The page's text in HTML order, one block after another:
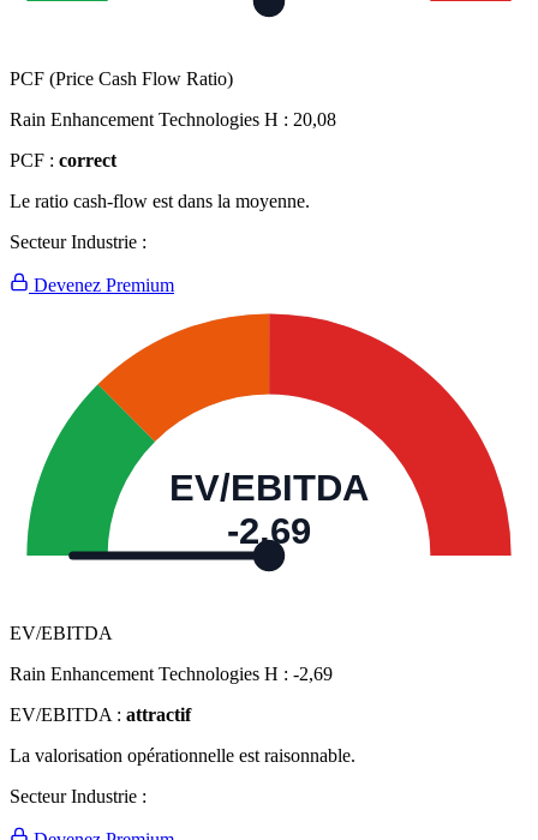
PCF (Price Cash Flow Ratio)
Rain Enhancement Technologies H : 20,08
PCF : correct
Le ratio cash-flow est dans la moyenne.
Secteur Industrie :
Devenez Premium
EV/EBITDA
-2,69
EV/EBITDA
Rain Enhancement Technologies H : -2,69
EV/EBITDA : attractif
La valorisation opérationnelle est raisonnable.
Secteur Industrie :